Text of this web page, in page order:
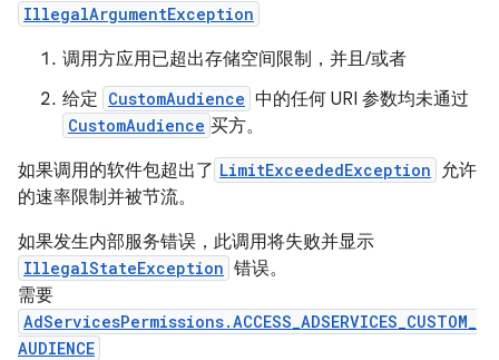
IllegalArgumentException
调用方应用已超出存储空间限制，并且/或者
给定 CustomAudience 中的任何 URI 参数均未通过
CustomAudience 买方。
如果调用的软件包超出了 LimitExceededException 允许
的速率限制并被节流。
如果发生内部服务错误，此调用将失败并显示
IllegalStateException 错误。
需要
AdServicesPermissions.ACCESS_ADSERVICES_CUSTOM_
AUDIENCE